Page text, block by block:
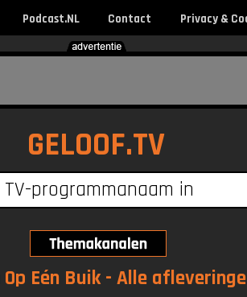
Podcast.NL Contact Privacy &
GELOOF.TV
Eén Buik - Alle